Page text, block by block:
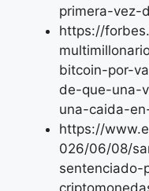
primera-vez-
https://
bitcoin-por-
de-que-una-
una-caida-
https://
026/06/08/